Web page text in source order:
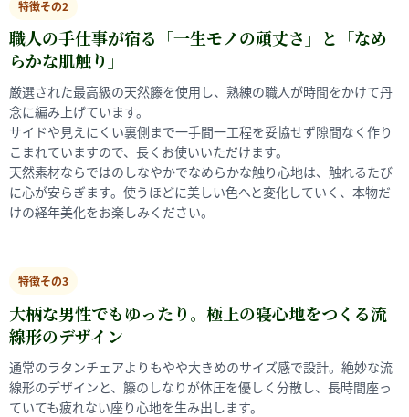
特徴その2
職人の手仕事が宿る「一生モノの頑丈さ」と「なめ
らかな肌触り」
厳選された最高級の天然籐を使用し、熟練の職人が時間をかけて丹
念に編み上げています。
サイドや見えにくい裏側まで一手間一工程を妥協せず隙間なく作り
こまれていますので、長くお使いいただけます。
天然素材ならではのしなやかでなめらかな触り心地は、触れるたび
に心が安らぎます。使うほどに美しい色へと変化していく、本物だ
けの経年美化をお楽しみください。
特徴その3
大柄な男性でもゆったり。極上の寝心地をつくる流
線形のデザイン
通常のラタンチェアよりもやや大きめのサイズ感で設計。絶妙な流
線形のデザインと、籐のしなりが体圧を優しく分散し、長時間座っ
ていても疲れない座り心地を生み出します。